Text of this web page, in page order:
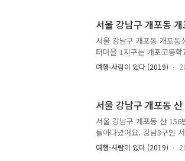
동선이었어요. 서울 노원구
동네가 남아 있어요. 서울
년대에 서울 도심 무허가
달동네라는 점이에..
서울 강남구 개포동
서울 강남구 개포동 개포
터마을 1지구는 개포고등
에 있어요. 달터마을 2지구
것처럼 보여요. 그렇지만
터마을 1지구를 돌아다닐
와서 돌아다녀보니 1지구
잘 안 보였을 뿐이었어요.
가다보면 ..
여행-사람이 있다 (2019)
서울 강남구 개포동
서울 강남구 개포동 산 156
돌아다녔어요. 강남3구인
구에 있는 달동네, 관악구
요. 서울에 있는 대부분 달
여행-사람이 있다 (2019)